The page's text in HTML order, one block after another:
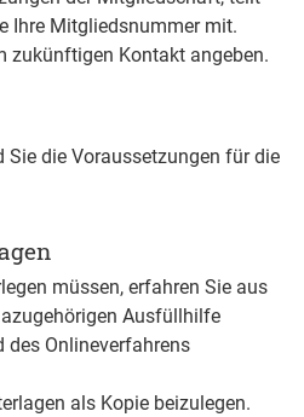
Ihre Mitgliedsnummer mit.
zukünftigen Kontakt angeben.
die Voraussetzungen für die
müssen, erfahren Sie aus
Ausfüllhilfe
des Onlineverfahrens
als Kopie beizulegen.